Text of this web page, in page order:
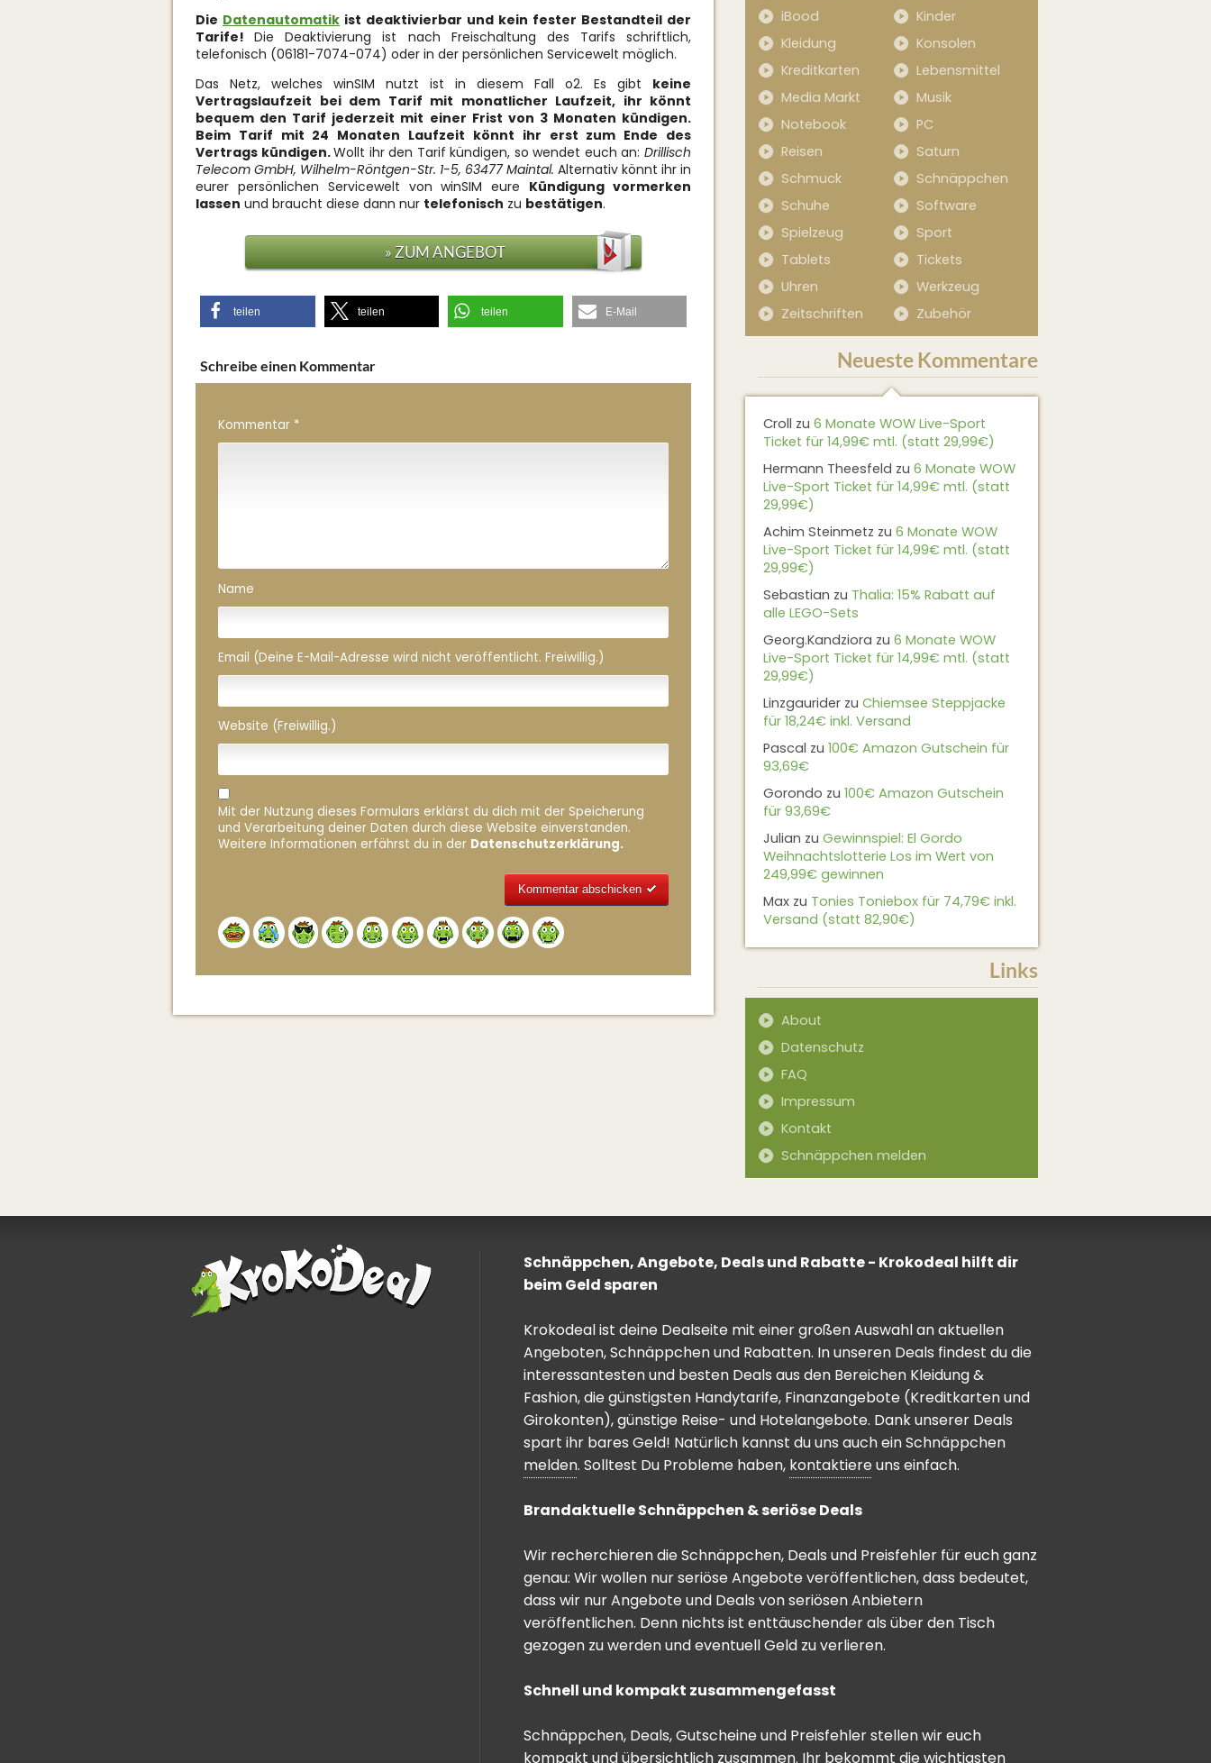
Die Datenautomatik ist deaktivierbar und kein fester Bestandteil der
Tarife!Die Deaktivierung ist nach Freischaltung des Tarifs schriftlich,
telefonisch (06181-7074-074) oder in der persönlichen Servicewelt möglich.
Das Netz, welches winSIM nutzt ist in diesem Fall o2. Es gibt keine
Vertragslaufzeit bei dem Tarif mit monatlicher Laufzeit, ihr könnt
bequem den Tarif jederzeit mit einer Frist von 3 Monaten kündigen.
Beim Tarif mit 24 Monaten Laufzeit könnt ihr erst zum Ende des
Vertrags kündigen.Wollt ihr den Tarif kündigen, so wendet euch an:Drillisch
Telecom GmbH, Wilhelm-Röntgen-Str. 1-5, 63477 Maintal. Alternativ könnt ihr in
eurer persönlichen Servicewelt von winSIM eure Kündigung vormerken
lassen und braucht diese dann nur telefonisch zu bestätigen.
» ZUM ANGEBOT
teilen teilen teilen E-Mail
Schreibe einen Kommentar
Kommentar *
Name
Email (Deine E-Mail-Adresse wird nicht veröffentlicht. Freiwillig.)
Website (Freiwillig.)
Mit der Nutzung dieses Formulars erklärst du dich mit der Speicherung
und Verarbeitung deiner Daten durch diese Website einverstanden.
Weitere Informationen erfährst du in der Datenschutzerklärung.
iBood
Kinder
Kleidung
Konsolen
Kreditkarten
Lebensmittel
Media Markt
Musik
Notebook
PC
Reisen
Saturn
Schmuck
Schnäppchen
Schuhe
Software
Spielzeug
Sport
Tablets
Tickets
Uhren
Werkzeug
Zeitschriften
Zubehör
Neueste Kommentare
Croll zu 6 Monate WOW Live-Sport
Ticket für 14,99€ mtl. (statt 29,99€)
Hermann Theesfeld zu 6 Monate WOW
Live-Sport Ticket für 14,99€ mtl. (statt
29,99€)
Achim Steinmetz zu 6 Monate WOW
Live-Sport Ticket für 14,99€ mtl. (statt
29,99€)
Sebastian zu Thalia: 15% Rabatt auf
alle LEGO-Sets
Georg.Kandziora zu 6 Monate WOW
Live-Sport Ticket für 14,99€ mtl. (statt
29,99€)
Linzgaurider zu Chiemsee Steppjacke
für 18,24€ inkl. Versand
Pascal zu 100€ Amazon Gutschein für
93,69€
Gorondo zu 100€ Amazon Gutschein
für 93,69€
Julian zu Gewinnspiel: El Gordo
Weihnachtslotterie Los im Wert von
249,99€ gewinnen
Max zu Tonies Toniebox für 74,79€ inkl.
Versand (statt 82,90€)
Links
About
Datenschutz
FAQ
Impressum
Kontakt
Schnäppchen melden
Schnäppchen, Angebote, Deals und Rabatte - Krokodeal hilft dir
beim Geld sparen
Krokodeal ist deine Dealseite mit einer großen Auswahl an aktuellen
Angeboten, Schnäppchen und Rabatten. In unseren Deals findest du die
interessantesten und besten Deals aus den Bereichen Kleidung &
Fashion, die günstigsten Handytarife, Finanzangebote (Kreditkarten und
Girokonten), günstige Reise- und Hotelangebote. Dank unserer Deals
spart ihr bares Geld! Natürlich kannst du uns auch ein Schnäppchen
melden. Solltest Du Probleme haben, kontaktiere uns einfach.
Brandaktuelle Schnäppchen & seriöse Deals
Wir recherchieren die Schnäppchen, Deals und Preisfehler für euch ganz
genau: Wir wollen nur seriöse Angebote veröffentlichen, dass bedeutet,
dass wir nur Angebote und Deals von seriösen Anbietern
veröffentlichen. Denn nichts ist enttäuschender als über den Tisch
gezogen zu werden und eventuell Geld zu verlieren.
Schnell und kompakt zusammengefasst
Schnäppchen, Deals, Gutscheine und Preisfehler stellen wir euch
kompakt und übersichtlich zusammen. Ihr bekommt die wichtigsten